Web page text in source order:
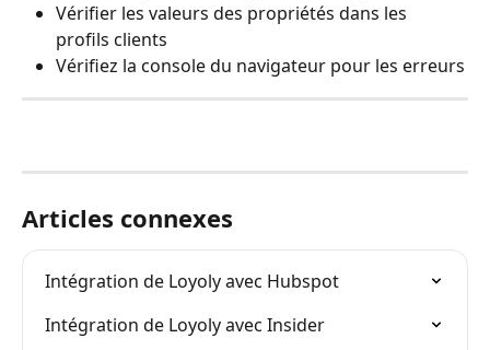
Vérifier les valeurs des propriétés dans les
profils clients
Vérifiez la console du navigateur pour les erreurs
Articles connexes
Intégration de Loyoly avec Hubspot
Intégration de Loyoly avec Insider